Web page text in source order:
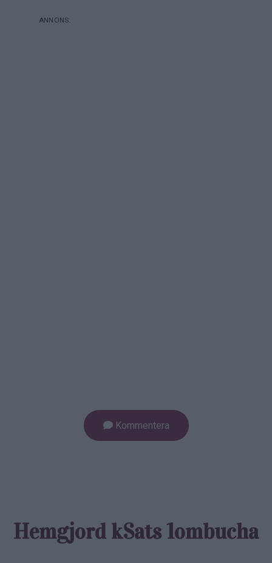
Kommentera
Hemgjord kSats 1ombucha